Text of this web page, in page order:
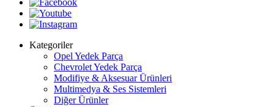
Kategoriler
Opel Yedek Parça
Chevrolet Yedek Parça
Modifiye & Aksesuar Ürünleri
Multimedya & Ses Sistemleri
Diğer Ürünler